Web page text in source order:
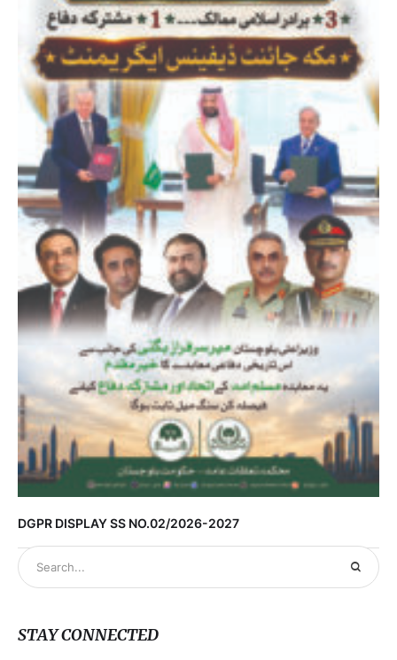
DGPR DISPLAY SS NO.02/2026-2027
STAY CONNECTED